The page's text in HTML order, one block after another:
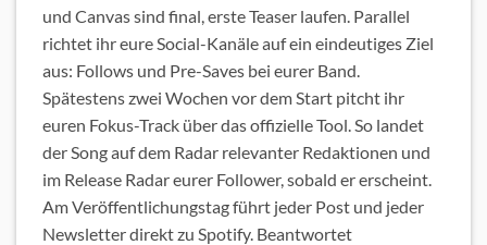
und Canvas sind final, erste Teaser laufen. Parallel
richtet ihr eure Social-Kanäle auf ein eindeutiges Ziel
aus: Follows und Pre-Saves bei eurer Band.
Spätestens zwei Wochen vor dem Start pitcht ihr
euren Fokus-Track über das offizielle Tool. So landet
der Song auf dem Radar relevanter Redaktionen und
im Release Radar eurer Follower, sobald er erscheint.
Am Veröffentlichungstag führt jeder Post und jeder
Newsletter direkt zu Spotify. Beantwortet